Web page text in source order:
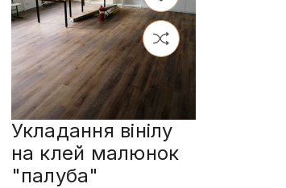
Укладання вінілу
на клей малюнок
"палуба"